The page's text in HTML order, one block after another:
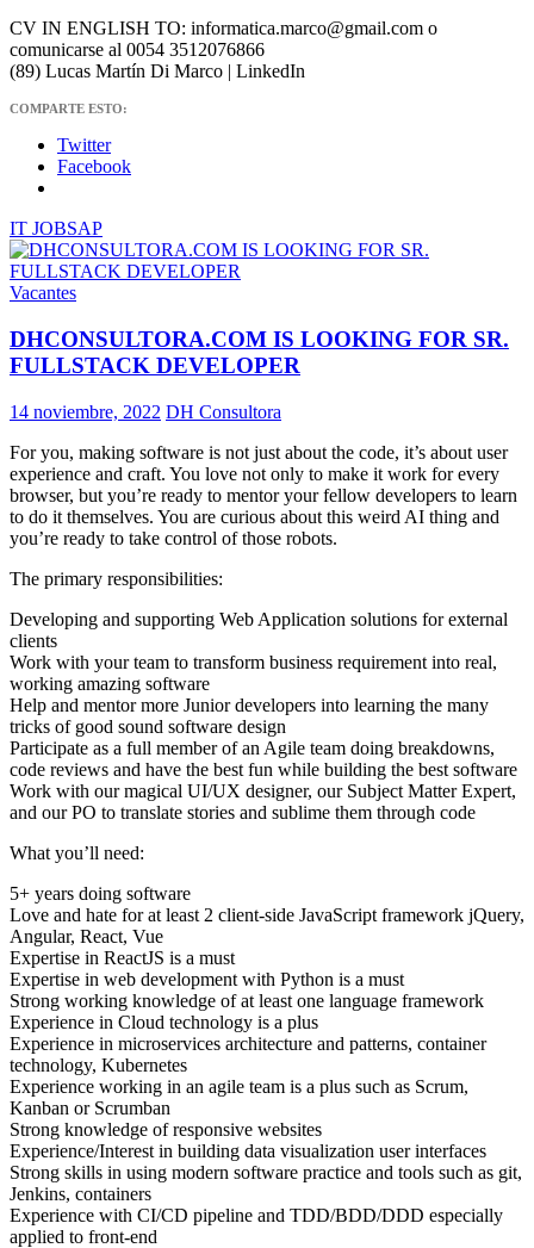
CV IN ENGLISH TO: informatica.marco@gmail.com o
comunicarse al 0054 3512076866
(89) Lucas Martín Di Marco | LinkedIn
COMPARTE ESTO:
Twitter
Facebook
IT JOBSAP
Vacantes
DHCONSULTORA.COM IS LOOKING FOR SR.
FULLSTACK DEVELOPER
14 noviembre, 2022 DH Consultora
For you, making software is not just about the code, it’s about user
experience and craft. You love not only to make it work for every
browser, but you’re ready to mentor your fellow developers to learn
to do it themselves. You are curious about this weird AI thing and
you’re ready to take control of those robots.
The primary responsibilities:
Developing and supporting Web Application solutions for external
clients
Work with your team to transform business requirement into real,
working amazing software
Help and mentor more Junior developers into learning the many
tricks of good sound software design
Participate as a full member of an Agile team doing breakdowns,
code reviews and have the best fun while building the best software
Work with our magical UI/UX designer, our Subject Matter Expert,
and our PO to translate stories and sublime them through code
What you’ll need:
5+ years doing software
Love and hate for at least 2 client-side JavaScript framework jQuery,
Angular, React, Vue
Expertise in ReactJS is a must
Expertise in web development with Python is a must
Strong working knowledge of at least one language framework
Experience in Cloud technology is a plus
Experience in microservices architecture and patterns, container
technology, Kubernetes
Experience working in an agile team is a plus such as Scrum,
Kanban or Scrumban
Strong knowledge of responsive websites
Experience/Interest in building data visualization user interfaces
Strong skills in using modern software practice and tools such as git,
Jenkins, containers
Experience with CI/CD pipeline and TDD/BDD/DDD especially
applied to front-end